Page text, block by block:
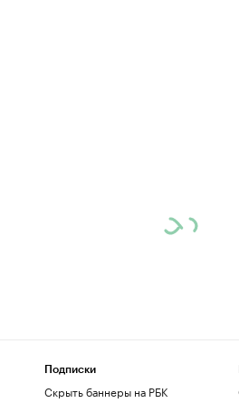
Подписки
Скрыть баннеры на РБК